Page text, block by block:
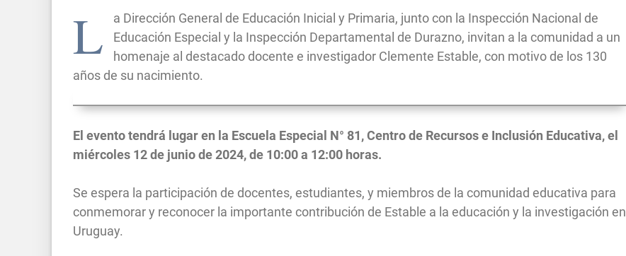
L
a Dirección General de Educación Inicial y Primaria, junto con la Inspección Nacional de
Educación Especial y la Inspección Departamental de Durazno, invitan a la comunidad a un
homenaje al destacado docente e investigador Clemente Estable, con motivo de los 130
años de su nacimiento.
El evento tendrá lugar en la Escuela Especial N° 81, Centro de Recursos e Inclusión Educativa, el
miércoles 12 de junio de 2024, de 10:00 a 12:00 horas.
Se espera la participación de docentes, estudiantes, y miembros de la comunidad educativa para
conmemorar y reconocer la importante contribución de Estable a la educación y la investigación en
Uruguay.